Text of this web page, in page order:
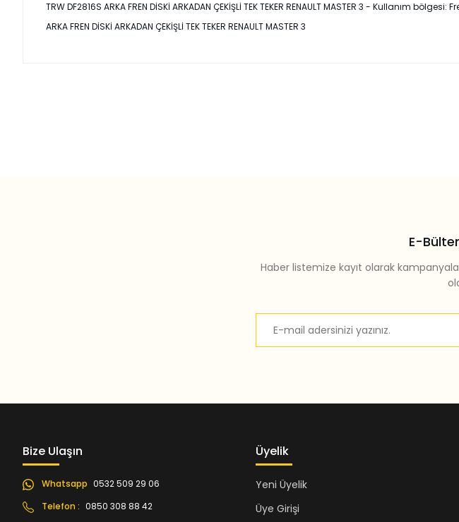
TRW DF2816S ARKA FREN DİSKİ ARKADAN ÇEKİŞLİ TEK TEKER RENAULT MASTER 3 - Kullanım
ARKA FREN DİSKİ ARKADAN ÇEKİŞLİ TEK TEKER RENAULT MASTER 3
E-
Haber listemize kayıt olarak
Bize Ulaşın
Whatsapp 0532 509 29 06
Telefon : 0850 308 88 42
Üyelik
Yeni Üyelik
Üye Girişi